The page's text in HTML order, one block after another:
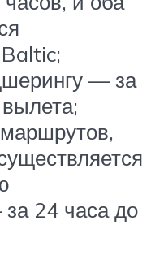
— за
24 часа до